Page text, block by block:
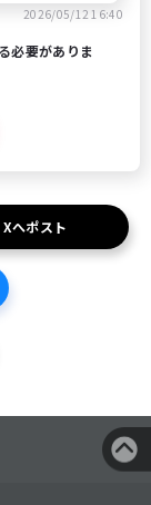
2026/05/12 16:40
必要がありま
Xへポスト